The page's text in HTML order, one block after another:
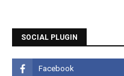
SOCIAL PLUGIN